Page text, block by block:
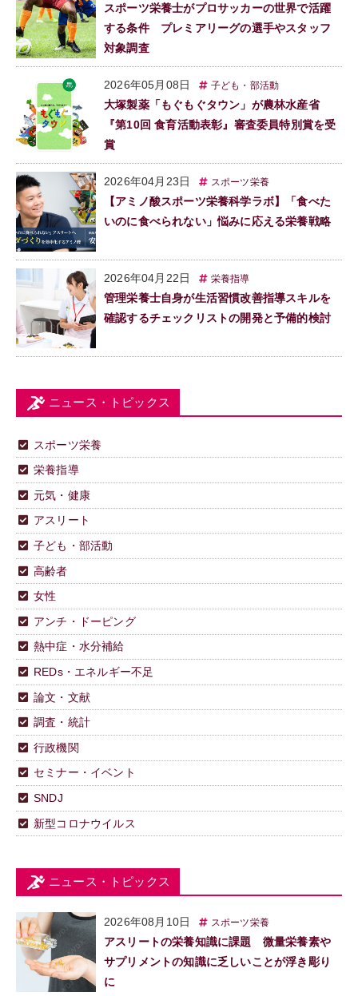
スポーツ栄養士がプロサッカーの世界で活躍
する条件 プレミアリーグの選手やスタッフ
対象調査
2026年05月08日 子ども・部活動
大塚製薬「もぐもぐタウン」が農林水産省
『第10回 食育活動表彰』審査委員特別賞を受
賞
2026年04月23日 スポーツ栄養
【アミノ酸スポーツ栄養科学ラボ】「食べた
いのに食べられない」悩みに応える栄養戦略
2026年04月22日 栄養指導
管理栄養士自身が生活習慣改善指導スキルを
確認するチェックリストの開発と予備的検討
ニュース・トピックス
スポーツ栄養
栄養指導
元気・健康
アスリート
子ども・部活動
高齢者
女性
アンチ・ドーピング
熱中症・水分補給
REDs・エネルギー不足
論文・文献
調査・統計
行政機関
セミナー・イベント
SNDJ
新型コロナウイルス
ニュース・トピックス
2026年08月10日 スポーツ栄養
アスリートの栄養知識に課題 微量栄養素や
サプリメントの知識に乏しいことが浮き彫り
に